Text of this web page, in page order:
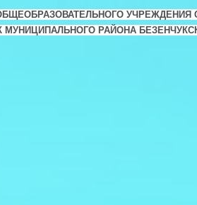
МУНИЦИПАЛЬНОГО РАЙОНА